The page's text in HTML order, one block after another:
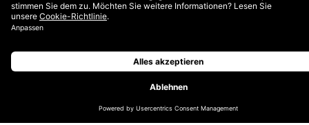
Entdecken Sie die
Website